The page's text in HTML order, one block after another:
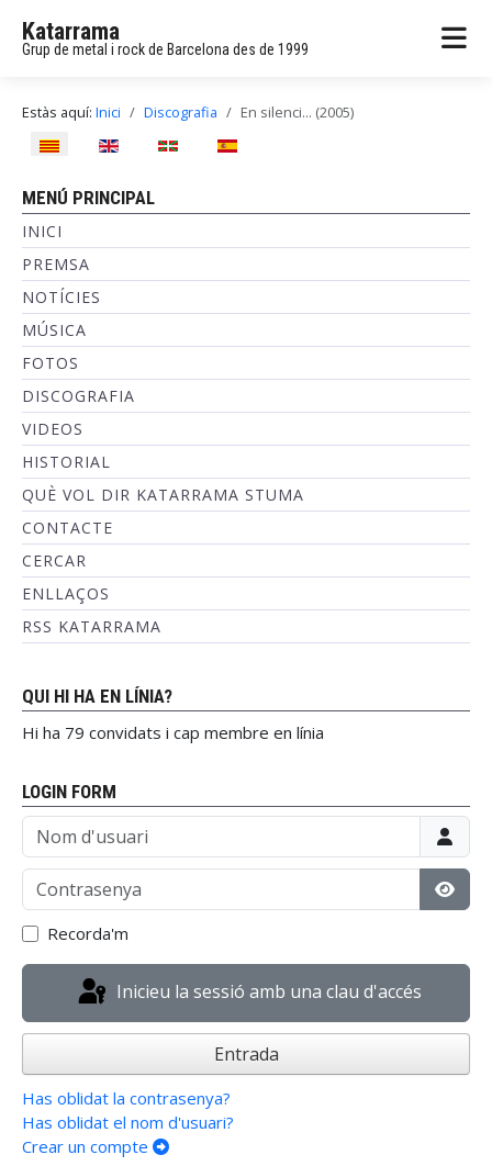
Katarrama
Grup de metal i rock de Barcelona des de 1999
Estàs aquí: Inici Discografia En silenci... (2005)
Seleccioni el seu idioma
MENÚ PRINCIPAL
INICI
PREMSA
NOTÍCIES
MÚSICA
FOTOS
DISCOGRAFIA
VIDEOS
HISTORIAL
QUÈ VOL DIR KATARRAMA STUMA
CONTACTE
CERCAR
ENLLAÇOS
RSS KATARRAMA
QUI HI HA EN LÍNIA?
Hi ha 79 convidats i cap membre en línia
LOGIN FORM
Nom d'usuari
Contrasenya
Recorda'm
Inicieu la sessió amb una clau d'accés
Entrada
Has oblidat la contrasenya?
Has oblidat el nom d'usuari?
Crear un compte